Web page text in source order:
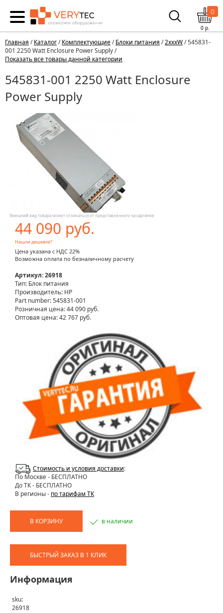
0
0р.
Главная /Каталог/Комплектующие/Блоки питания /2xxxW/ 545831-
001 2250 Watt Enclosure Power Supply /
Показать все товары данной категории
545831-001 2250 Watt Enclosure
Power Supply
Внешний вид товара может отличаться от представленного на картинке
44 090 руб.
Нашли дешевле?
Цена указана с НДС 22%
Возможна оплата по безналичному расчету
Артикул: 26918
Тип: Блок питания
Производитель: HP
Part number: 545831-001
Розничная цена:44 090 руб.
Оптовая цена: 42 767 руб.
Стоимость и условия доставки:
По Москве- БЕСПЛАТНО
До ТК - БЕСПЛАТНО
В регионы - по тарифам ТК
В КОРЗИНУ в наличии
БЫСТРЫЙ ЗАКАЗ В 1 КЛИК
Информация
sku:
26918